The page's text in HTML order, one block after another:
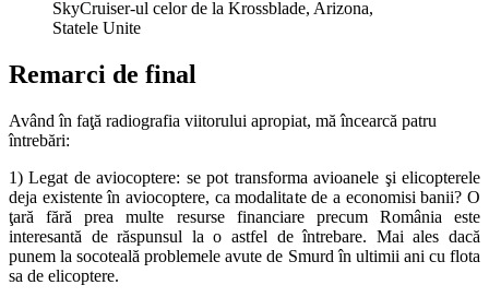
SkyCruiser-ul celor de la Krossblade, Arizona,
Statele Unite
Remarci de final
Având în faţă radiografia viitorului apropiat, mă încearcă patru
întrebări:
1) Legat de aviocoptere: se pot transforma avioanele şi elicopterele
deja existente în aviocoptere, ca modalitate de a economisi banii? O
ţară fără prea multe resurse financiare precum România este
interesantă de răspunsul la o astfel de întrebare. Mai ales dacă
punem la socoteală problemele avute de Smurd în ultimii ani cu flota
sa de elicoptere.